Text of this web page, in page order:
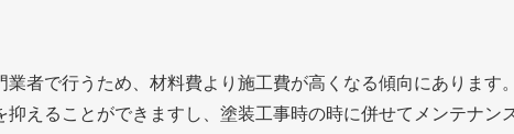
業者で行うため、材料費より施工費が高くなる傾向にあります
抑えることができますし、塗装工事時の時に併せてメンテナン